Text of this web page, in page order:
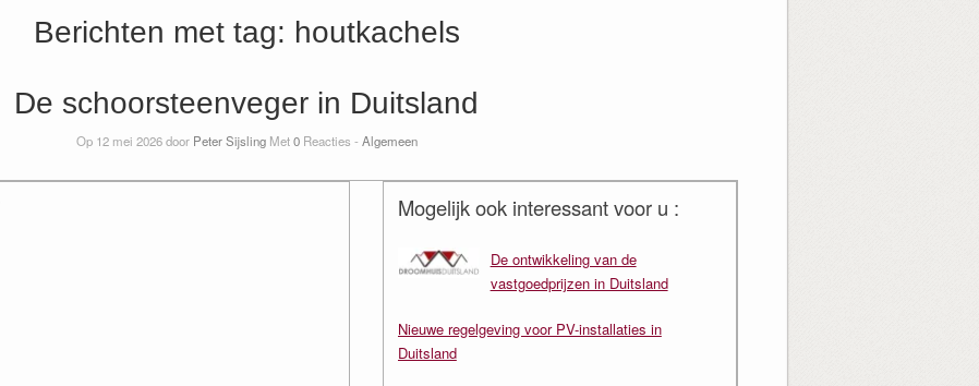
Berichten met tag: houtkachels
De schoorsteenveger in Duitsland
Op 12 mei 2026 door Peter SijslingMet0Reacties - Algemeen
Mogelijk ook interessant voor u :
De ontwikkeling van de
vastgoedprijzen in Duitsland
Nieuwe regelgeving voor PV-installaties in
Duitsland